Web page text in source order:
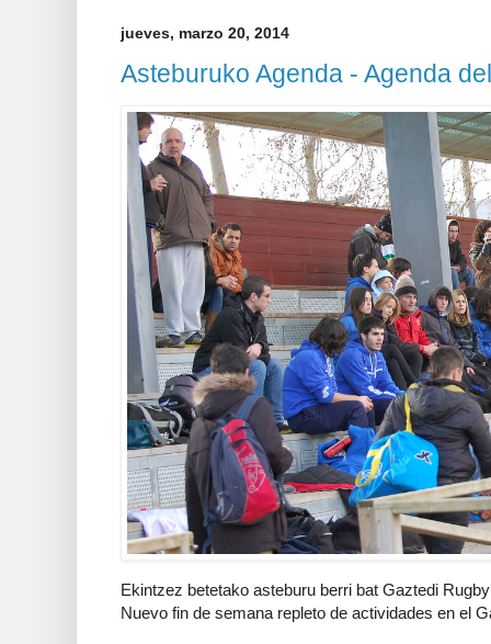
jueves, marzo 20, 2014
Asteburuko Agenda - Agenda
Ekintzez betetako asteburu berri bat Gaztedi
Nuevo fin de semana repleto de actividades en el